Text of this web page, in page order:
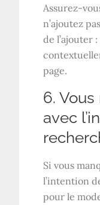
Assurez-
n’ajoutez
de l’ajouter
page.
6.
avec
Si vous
l’intention
pour le